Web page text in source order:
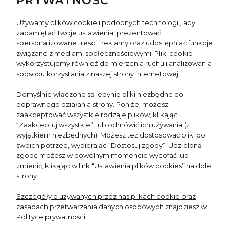
INFO
NEWSLETTER
Używamy plików cookie i podobnych technologii, aby
zapamiętać Twoje ustawienia, prezentować
spersonalizowane treści i reklamy oraz udostępniać funkcje
związane z mediami społecznościowymi. Pliki cookie
wykorzystujemy również do mierzenia ruchu i analizowania
sposobu korzystania z naszej strony internetowej.
Domyślnie włączone są jedynie pliki niezbędne do
poprawnego działania strony. Poniżej możesz
zaakceptować wszystkie rodzaje plików, klikając
“Zaakceptuj wszystkie”, lub odmówić ich używania (z
wyjątkiem niezbędnych). Możesz też dostosować pliki do
swoich potrzeb, wybierając “Dostosuj zgody”. Udzieloną
zgodę możesz w dowolnym momencie wycofać lub
zmienić, klikając w link “Ustawienia plików cookies” na dole
strony.
Szczegóły o używanych przez nas plikach cookie oraz
zasadach przetwarzania danych osobowych znajdziesz w
Polityce prywatności.